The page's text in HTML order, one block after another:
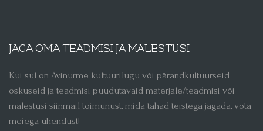
JAGA OMA TEADMISI JA MÄLESTUSI
Kui sul on Avinurme kultuurilugu või pärandkultuurseid
oskuseid ja teadmisi puudutavaid materjale/teadmisi või
mälestusi siinmail toimunust, mida tahad teistega jagada, võta
meiega ühendust!